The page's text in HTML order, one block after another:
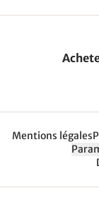
Mentions légales